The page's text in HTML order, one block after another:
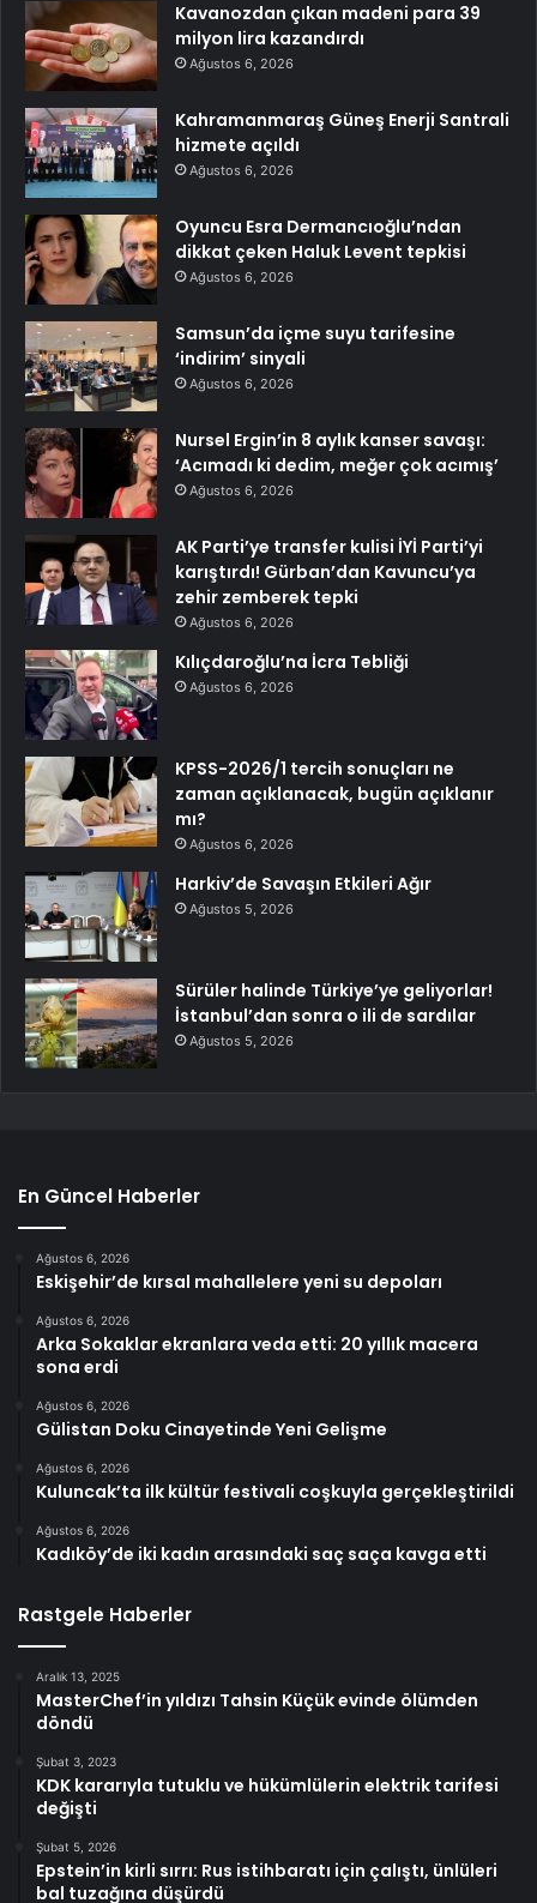
Kavanozdan çıkan madeni para 39
milyon lira kazandırdı
Ağustos 6, 2026
Kahramanmaraş Güneş Enerji Santrali
hizmete açıldı
Ağustos 6, 2026
Oyuncu Esra Dermancıoğlu’ndan
dikkat çeken Haluk Levent tepkisi
Ağustos 6, 2026
Samsun’da içme suyu tarifesine
‘indirim’ sinyali
Ağustos 6, 2026
Nursel Ergin’in 8 aylık kanser savaşı:
‘Acımadı ki dedim, meğer çok acımış’
Ağustos 6, 2026
AK Parti’ye transfer kulisi İYİ Parti’yi
karıştırdı! Gürban’dan Kavuncu’ya
zehir zemberek tepki
Ağustos 6, 2026
Kılıçdaroğlu’na İcra Tebliği
Ağustos 6, 2026
KPSS-2026/1 tercih sonuçları ne
zaman açıklanacak, bugün açıklanır
mı?
Ağustos 6, 2026
Harkiv’de Savaşın Etkileri Ağır
Ağustos 5, 2026
Sürüler halinde Türkiye’ye geliyorlar!
İstanbul’dan sonra o ili de sardılar
Ağustos 5, 2026
En Güncel Haberler
Ağustos 6, 2026
Eskişehir’de kırsal mahallelere yeni su depoları
Ağustos 6, 2026
Arka Sokaklar ekranlara veda etti: 20 yıllık macera
sona erdi
Ağustos 6, 2026
Gülistan Doku Cinayetinde Yeni Gelişme
Ağustos 6, 2026
Kuluncak’ta ilk kültür festivali coşkuyla gerçekleştirildi
Ağustos 6, 2026
Kadıköy’de iki kadın arasındaki saç saça kavga etti
Rastgele Haberler
Aralık 13, 2025
MasterChef’in yıldızı Tahsin Küçük evinde ölümden
döndü
Şubat 3, 2023
KDK kararıyla tutuklu ve hükümlülerin elektrik tarifesi
değişti
Şubat 5, 2026
Epstein’in kirli sırrı: Rus istihbaratı için çalıştı, ünlüleri
bal tuzağına düşürdü